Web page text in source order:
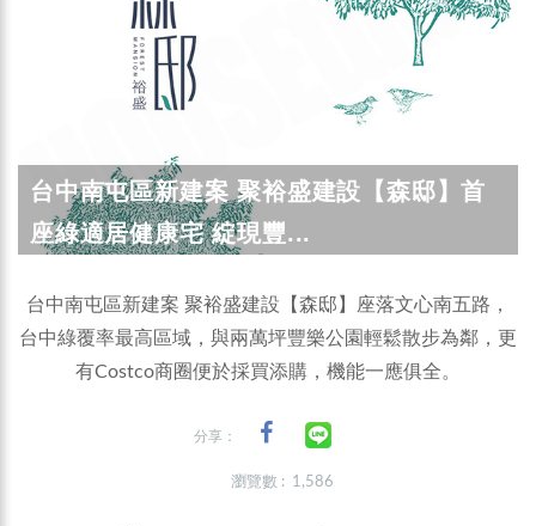
台中南屯區新建案 聚裕盛建設【森邸】首
座綠適居健康宅 綻現豐...
台中南屯區新建案 聚裕盛建設【森邸】座落文心南五路，
台中綠覆率最高區域，與兩萬坪豐樂公園輕鬆散步為鄰，更
有Costco商圈便於採買添購，機能一應俱全。
分享：
瀏覽數 : 1,586